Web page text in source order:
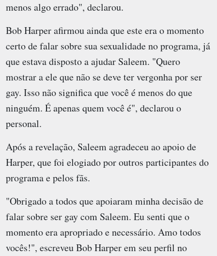
menos algo errado", declarou.
Bob Harper afirmou ainda que este era o momento
certo de falar sobre sua sexualidade no programa, já
que estava disposto a ajudar Saleem. "Quero
mostrar a ele que não se deve ter vergonha por ser
gay. Isso não significa que você é menos do que
ninguém. É apenas quem você é", declarou o
personal.
Após a revelação, Saleem agradeceu ao apoio de
Harper, que foi elogiado por outros participantes do
programa e pelos fãs.
"Obrigado a todos que apoiaram minha decisão de
falar sobre ser gay com Saleem. Eu senti que o
momento era apropriado e necessário. Amo todos
vocês!", escreveu Bob Harper em seu perfil no